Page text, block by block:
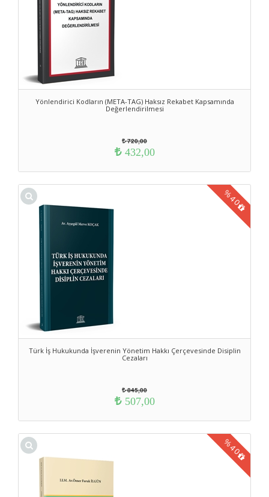
Yönlendirici Kodların (META-TAG) Haksız Rekabet Kapsamında
Değerlendirilmesi
720,00
432,00
Türk İş Hukukunda İşverenin Yönetim Hakkı Çerçevesinde Disiplin
Cezaları
%40
845,00
507,00
%40